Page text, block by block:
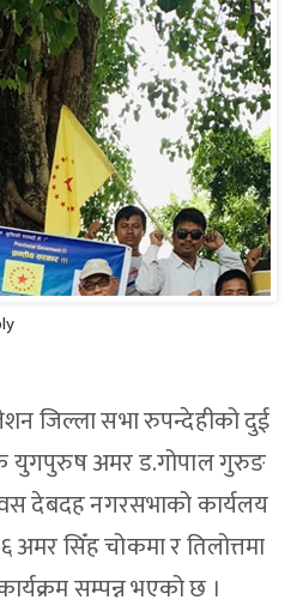
जिल्ला सभा रुपन्देहीको दुई
युगपुरुष अमर ड.गोपाल गुरुङ
देबदह नगरसभाको कार्यलय
सिँह चोकमा र तिलोत्तमा
सम्पन्न भएको छ ।